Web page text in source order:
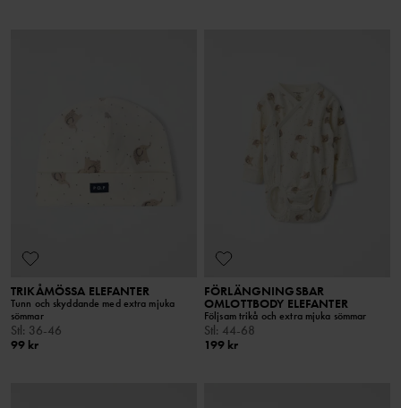
TRIKÅMÖSSA ELEFANTER
Tunn och skyddande med extra mjuka
sömmar
Stl: 36-46
99 kr
FÖRLÄNGNINGSBAR
OMLOTTBODY ELEFANTER
Följsam trikå och extra mjuka sömmar
Stl: 44-68
199 kr